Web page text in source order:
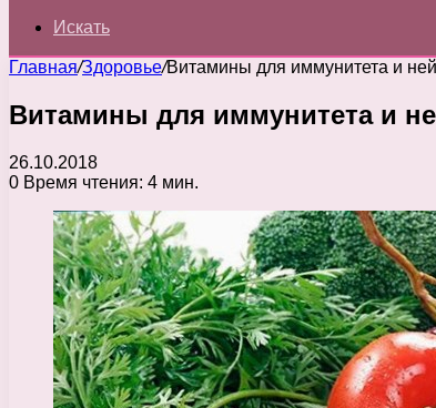
Искать
Главная/Здоровье/Витамины для иммунитета и
Витамины для иммунитета и
26.10.2018
0 Время чтения: 4 мин.